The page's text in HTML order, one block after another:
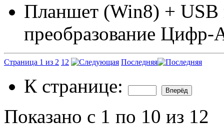
Планшет (Win8) + USB
преобразование
Страница 1 из 2 1 2 Последняя
К странице:
Показано с 1 по 10 из 12